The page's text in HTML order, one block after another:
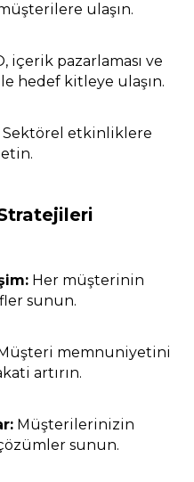
ulaşın.
içerik pazarlaması ve
hedef kitleye ulaşın.
Sektörel etkinliklere
Her müşterinin
sunun.
Müşteri memnuniyetini
artırın.
Müşterilerinizin
sunun.